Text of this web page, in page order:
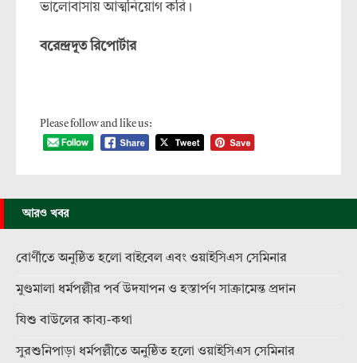
ভালোবাসায় আত্মনিয়োগ করি।
বরেন্দ্রদূত রিপোর্টার
Please follow and like us:
আরও খবর
বোর্ণীতে অনুষ্ঠিত হলো বাইবেল এবং ওয়াইসিএস সেমিনার
মুণ্ডমালা ধর্মপল্লীর পর্ব উদযাপন ও হস্তার্পণ সাক্রামেন্ত প্রদান
যিশু বাউলের কাব্য-কথা
সুরশুনিপাড়া ধর্মপল্লীতে অনুষ্ঠিত হলো ওয়াইসিএস সেমিনার